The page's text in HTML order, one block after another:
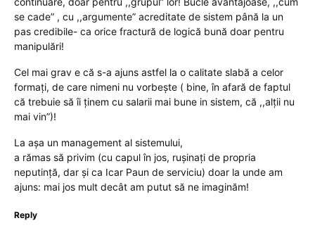
se cade” , cu ,,argumente” acreditate de sistem până la un
pas credibile- ca orice fractură de logică bună doar pentru
manipulări!
Cel mai grav e că s-a ajuns astfel la o calitate slabă a celor
formați, de care nimeni nu vorbește ( bine, în afară de faptul
că trebuie să îi ținem cu salarii mai bune in sistem, că ,,alții nu
mai vin”)!
La așa un management al sistemului,
a rămas să privim (cu capul în jos, rușinați de propria
neputință, dar și ca Icar Paun de serviciu) doar la unde am
ajuns: mai jos mult decât am putut să ne imaginăm!
Reply